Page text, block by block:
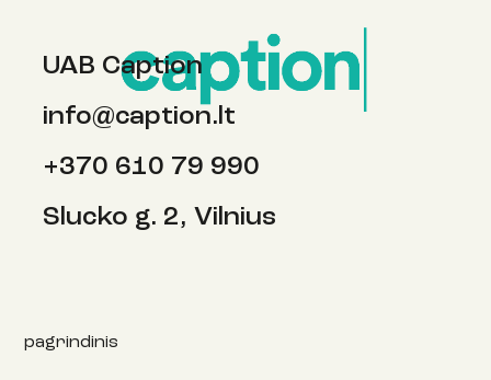
UAB Caption
info@caption.lt
+370 610 79 990
Slucko g. 2, Vilnius
pagrindinis